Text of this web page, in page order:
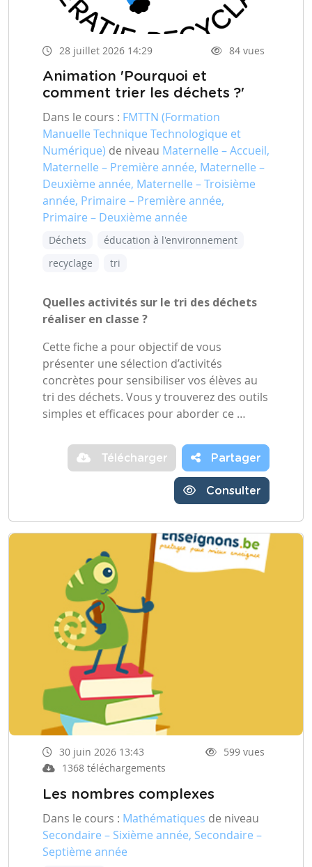
28 juillet 2026 14:29 84 vues
Animation 'Pourquoi et
comment trier les déchets ?'
Dans le cours : FMTTN (Formation
Manuelle Technique Technologique et
Numérique) de niveau Maternelle – Accueil,
Maternelle – Première année, Maternelle –
Deuxième année, Maternelle – Troisième
année, Primaire – Première année,
Primaire – Deuxième année
Déchets
éducation à l'environnement
recyclage
tri
Quelles activités sur le tri des déchets
réaliser en classe ?
Cette fiche a pour objectif de vous
présenter une sélection d’activités
concrètes pour sensibiliser vos élèves au
tri des déchets. Vous y trouverez des outils
simples et efficaces pour aborder ce …
Télécharger Partager
Consulter
30 juin 2026 13:43
599 vues
1368 téléchargements
Les nombres complexes
Dans le cours : Mathématiques de niveau
Secondaire – Sixième année, Secondaire –
Septième année